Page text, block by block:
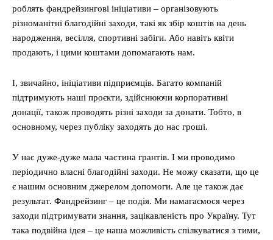
роблять фандрейзингові ініціативи – організовують
різноманітні благодійні заходи, такі як збір коштів на день
народження, весілля, спортивні забіги. Або навіть квіти
продають, і цими коштами допомагають нам.
І, звичайно, ініціативи підприємців. Багато компаній
підтримують наші проєкти, здійснюючи корпоративні
донації, також проводять різні заходи за донати. Тобто, в
основному, через публіку заходять до нас гроші.
У нас дуже-дуже мала частина грантів. І ми проводимо
періодично власні благодійні заходи. Не можу сказати, що це
є нашим основним джерелом допомоги. Але це також дає
результат. Фандрейзинг – це подія. Ми намагаємося через
заходи підтримувати знання, зацікавленість про Україну. Тут
така подвійна ідея – це наша можливість спілкуватися з тими,